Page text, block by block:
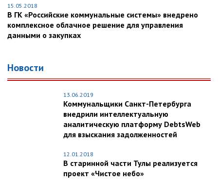
15.05.2018
В ГК «Российские коммунальные системы» внедрено
комплексное облачное решение для управления
данными о закупках
Новости
13.06.2019
Коммунальщики Санкт-Петербурга
внедрили интеллектуальную
аналитическую платформу DebtsWeb
для взыскания задолженностей
12.01.2018
В старинной части Тулы реализуется
проект «Чистое небо»